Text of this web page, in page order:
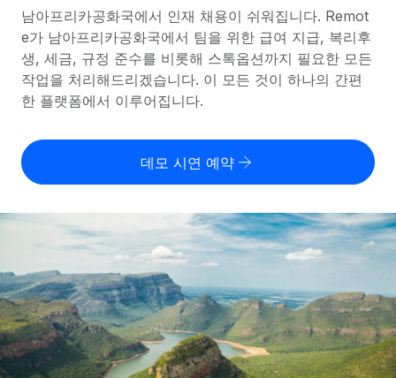
글로벌 급여
규정을 준수하며 급여 지급을 손쉽게 처리
기록상 고용주(EOR)
법인 설립 비용 없이 전 세계로 사업을 확장
PEO
복잡한 고용 업무를 아웃소싱
인프라
Remote 통합
HR을 워크플로에 매끄럽게 통합
글로벌 서비스 제공
국가별 정보
국가별 글로벌 채용 지원 알아보기
미국 주별 정보
Remote와 다른 솔루션 비교
다른 업체들과 비교해보기
성장 단계
스타트업
성장하는 기업을 위한 민첩한 글로벌 HR 및 급여 솔루션
중견기업
맞춤형 HR 솔루션으로 팀 확장
리소스
도구 및 계산기
오분류 리스크 평가 도구
국가별 총 인건비 계산
글로벌 계약직을 위한 통화 옵션과 지급 소요 시간 확인
REMOTE와 함께 배우기
리서치 및 가이드
사례 연구
요금
한국어
English
Nederlands
Français
Deutsch
Español
로그인
남아프리카공화국에서 인재 채용이 쉬워집니다. Remot
e가 남아프리카공화국에서 팀을 위한 급여 지급, 복리후
생, 세금, 규정 준수를 비롯해 스톡옵션까지 필요한 모든
작업을 처리해드리겠습니다. 이 모든 것이 하나의 간편
한 플랫폼에서 이루어집니다.
데모 시연 예약